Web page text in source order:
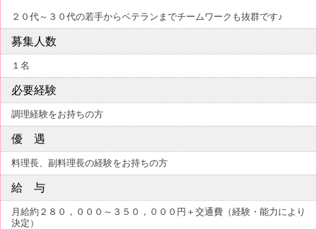
２０代～３０代の若手からベテランまでチームワークも抜群です♪
募集人数
１名
必要経験
調理経験をお持ちの方
優 遇
料理長、副料理長の経験をお持ちの方
給 与
月給約２８０，０００～３５０，０００円＋交通費（経験・能力により
決定）